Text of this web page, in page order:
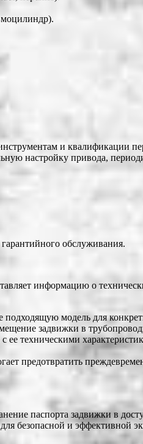
и квалификации
настройку привода,
обслуживания.
информацию о
модель для
задвижки в
техническими
предотвратить
паспорта задвижки в
безопасной и эффективной